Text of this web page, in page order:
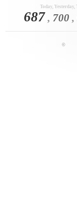
Today, Yesterday,
687, 700 ,
©